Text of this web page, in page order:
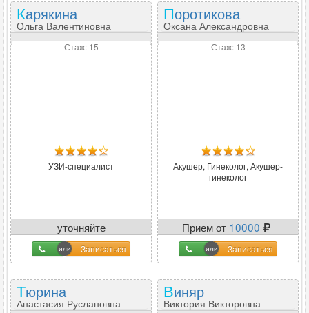
Карякина
Ольга Валентиновна
Стаж: 15
УЗИ-специалист
уточняйте
Записаться
Поротикова
Оксана Александровна
Стаж: 13
Акушер, Гинеколог, Акушер-
гинеколог
Прием от 10000
Записаться
Тюрина
Анастасия Руслановна
Виняр
Виктория Викторовна